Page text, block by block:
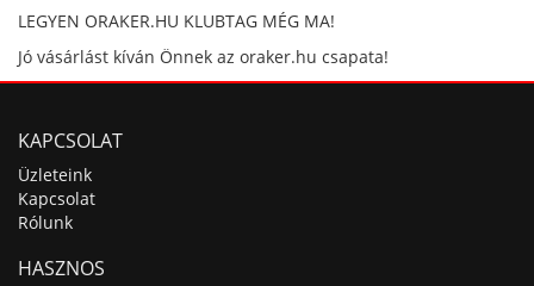
LEGYEN ORAKER.HU KLUBTAG MÉG MA!
Jó vásárlást kíván Önnek az oraker.hu csapata!
KAPCSOLAT
Üzleteink
Kapcsolat
Rólunk
HASZNOS